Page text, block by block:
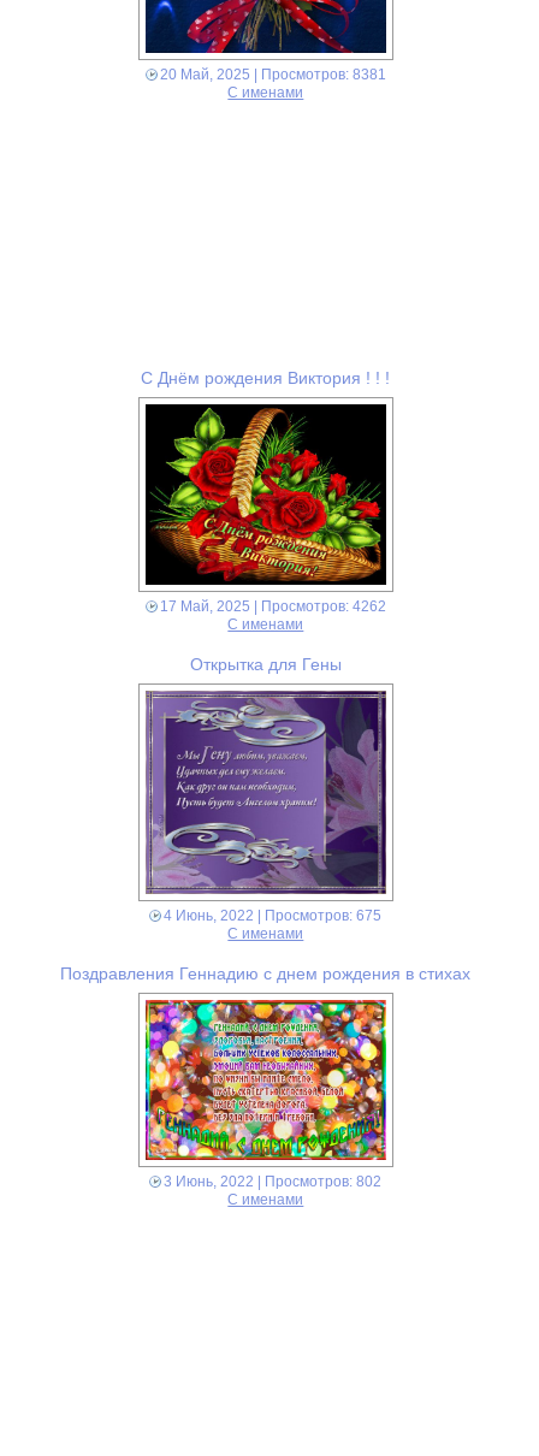
20 Май, 2025 | Просмотров: 8381
С именами
С Днём рождения Виктория ! ! !
17 Май, 2025 | Просмотров: 4262
С именами
Открытка для Гены
4 Июнь, 2022 | Просмотров: 675
С именами
Поздравления Геннадию с днем рождения в стихах
3 Июнь, 2022 | Просмотров: 802
С именами